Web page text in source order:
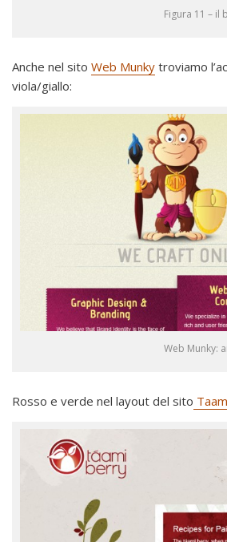
Figura 11 – il
Anche nel sito Web Munky troviamo
viola/giallo:
Web Munky:
Rosso e verde nel layout del sito